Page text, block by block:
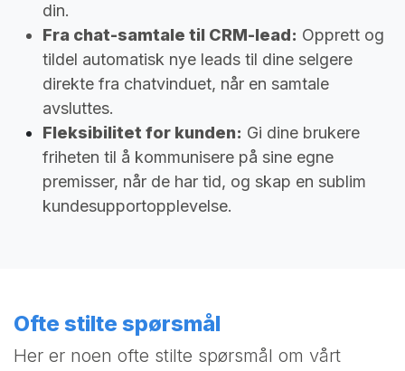
din.
Fra chat-samtale til CRM-lead: Opprett og
tildel automatisk nye leads til dine selgere
direkte fra chatvinduet, når en samtale
avsluttes.
Fleksibilitet for kunden: Gi dine brukere
friheten til å kommunisere på sine egne
premisser, når de har tid, og skap en sublim
kundesupportopplevelse.
Ofte stilte spørsmål
Her er noen ofte stilte spørsmål om vårt